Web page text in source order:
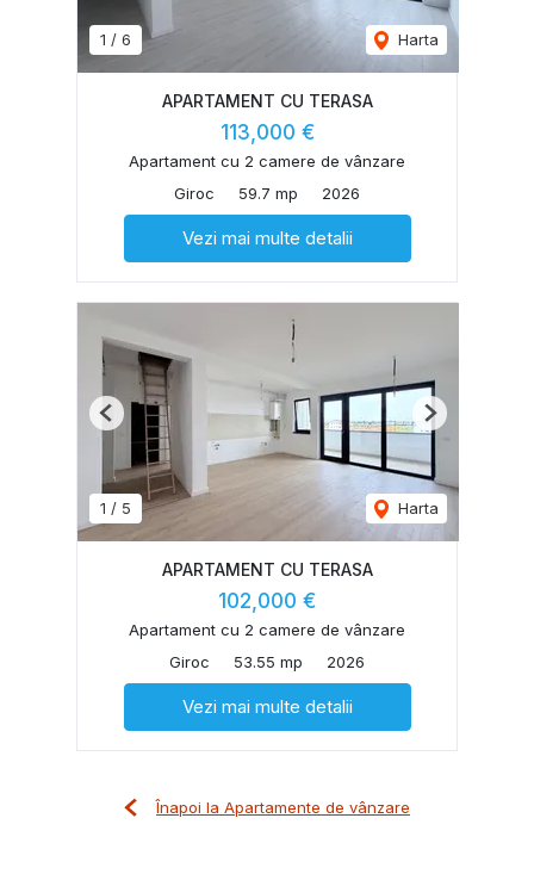
1 / 6 Harta
APARTAMENT CU TERASA
113,000 €
Apartament cu 2 camere de vânzare
Giroc
59.7 mp 2026
Vezi mai multe detalii
1 / 5 Harta
Previous Next
APARTAMENT CU TERASA
102,000 €
Apartament cu 2 camere de vânzare
Giroc
53.55 mp 2026
Vezi mai multe detalii
Înapoi la Apartamente de vânzare